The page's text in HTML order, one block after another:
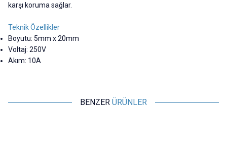
karşı koruma sağlar.
Teknik Özellikler
Boyutu: 5mm x 20mm
Voltaj: 250V
Akım: 10A
BENZER ÜRÜNLER